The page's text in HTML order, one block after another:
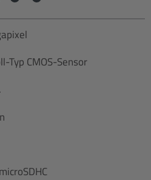
Typ CMOS-Sensor